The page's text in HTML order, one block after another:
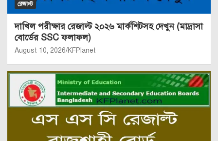
রেজাল্ট
দাখিল পরীক্ষার রেজাল্ট ২০২৬ মার্কশিটসহ দেখুন (মাদ্রাসা
বোর্ডের SSC ফলাফল)
August 10, 2026 KFPlanet